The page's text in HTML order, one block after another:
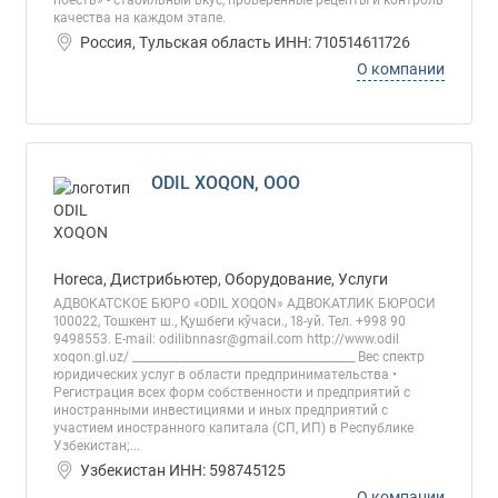
качества на каждом этапе.
Россия, Тульская область ИНН: 710514611726
О компании
ODIL XOQON, ООО
Horeca, Дистрибьютер, Оборудование, Услуги
АДВОКАТСКОЕ БЮРО «ODIL XOQON» AДВOKATЛИK БЮРOСИ
100022, Тошкент ш., Қушбеги кўчаси., 18-уй. Тел. +998 90
9498553. E-mail: odilibnnasr@gmail.com http://www.odil
xoqon.gl.uz/ ________________________________________ Вес спектр
юридических услуг в области предпринимательства •
Регистрация всех форм собственности и предприятий с
иностранными инвестициями и иных предприятий с
участием иностранного капитала (СП, ИП) в Республике
Узбекистан;...
Узбекистан ИНН: 598745125